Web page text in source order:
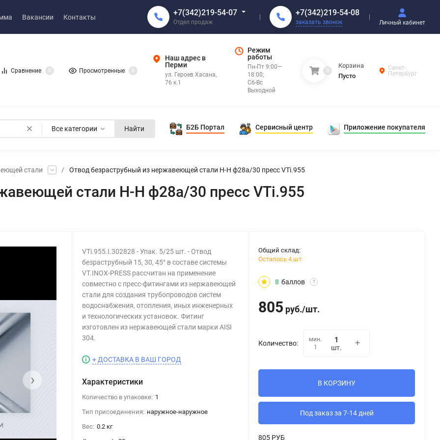
Вакансии Контакты +7(342)219-54-07
Отдел продаж
+7(342)219-54-08
заказать звонок Личный кабинет
Сравнение 0 Просмотренные 0
Наш адрес в
Перми
ул. Героев Хасана,
76 к.1
Режим
работы
Пн-Пт 9:00—
18:00;
Сб-Вс
Выходной
0
Корзина
Пусто
Санкт-
Петербург
Все категории Найти Б2Б Портал Сервисный центр Приложение покупателя
стали / Отвод безраструбный из нержавеющей стали Н-Н ф28а/30 пресс VTi.955
стали Н-Н ф28а/30 пресс VTi.955
›
VTi.955.I.302828 - Упак. 5/25 шт. - Отвод
безраструбный 15, 30, 45° в составе системы
VT.INOX-PRESS рассчитан на применение
совместно с пресс-фитингами из нержавеющей
стали для создания трубопроводов систем
водоснабжения, отопления, иных инженерных
и технологических установок. Фитинг
изготовлен из нержавеющей стали марки AISI
304.
+ ДОСТАВКА В ВАШ ГОРОД
Характеристики
Количество в упаковке: 1
Тип присоединения: наружное-наружное
Вес: 0.2 кг
Общий склад:
Осталось 4 шт.
8 баллов ?
805 руб./шт.
Количество:
мин.
1
шт.
В КОРЗИНУ
Под заказ за 7-14 дней
805 РУБ